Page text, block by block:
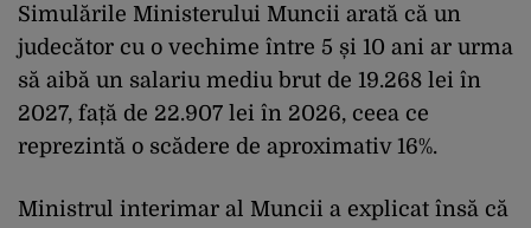
Simulările Ministerului Muncii arată că un
judecător cu o vechime între 5 și 10 ani ar urma
să aibă un salariu mediu brut de 19.268 lei în
2027, față de 22.907 lei în 2026, ceea ce
reprezintă o scădere de aproximativ 16%.
Ministrul interimar al Muncii a explicat însă că